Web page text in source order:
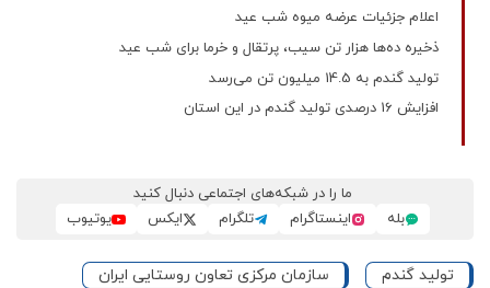
اعلام جزئیات عرضه میوه شب عید
ذخیره ده‌ها هزار تن سیب، پرتقال و خرما برای شب عید
تولید گندم به 14.5 میلیون تن می‌رسد
افزایش 16 درصدی تولید گندم در این استان
ما را در شبکه‌های اجتماعی دنبال کنید
بله
اینستاگرام تلگرام ایکس یوتیوب
تولید گندم سازمان مرکزی تعاون روستایی ایران